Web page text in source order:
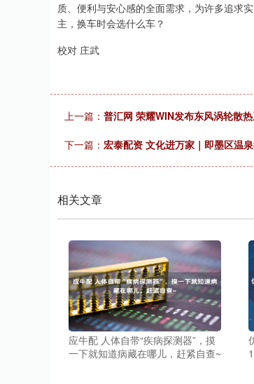
质、便利与安心感的全面需求，为许多追求
主，换车时会选什么车？
校对 庄武
上一篇： 普汇网 荣耀WIN发布东风涡轮散
下一篇： 宏泰配资 文化进万家｜即墨区温
相关文章
应牛配 人体自带“疾病探测器”，摸
一下就知道病藏在哪儿，赶紧自查~